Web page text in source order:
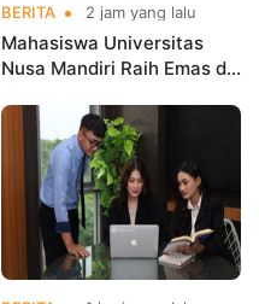
BERITA 2 jam yang lalu
Mahasiswa Universitas
Nusa Mandiri Raih Emas di
Indonesia Open
Championships 2026